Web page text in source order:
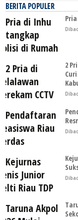
BERITA POPULER
2